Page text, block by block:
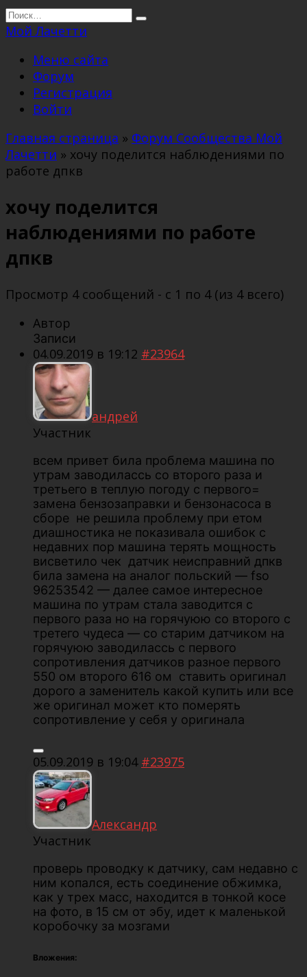
Перейти
к
Search
for:
Мой Лачетти
Меню сайта
Форум
Регистрация
Войти
Главная страница » Форум Сообщества Мой
Лачетти » хочу поделится наблюдениями по
работе дпкв
хочу поделится
наблюдениями по работе
дпкв
Просмотр 4 сообщений - с 1 по 4 (из 4 всего)
Автор
Записи
04.09.2019 в 19:12 #23964
андрей
Участник
всем привет била проблема машина по
утрам заводилассь со второго раза и
третьего в теплую погоду с первого=
замена бензозаправки и бензонасоса в
сборе не решила проблему при етом
диашностика не показивала ошибок с
недавних пор машина терять мощность
висветило чек датчик неисправний дпкв
била замена на аналог польский — fso
96253542 — далее самое интересное
машина по утрам стала заводится с
первого раза но на горячуюю со второго с
третего чудеса — со старим датчиком на
горячуюю заводилассь с первого
сопротивления датчиков разное первого
550 ом второго 616 ом ставить оригинал
дорого а заменитель какой купить или все
же оригинал может кто померять
сопротивление у себя у оригинала
05.09.2019 в 19:04 #23975
Александр
Участник
проверь проводку к датчику, сам недавно с
ним копался, есть соединение обжимка,
как у трех масс, находится в тонкой косе
на фото, в 15 см от эбу, идет к маленькой
коробочку за мозгами
Вложения: